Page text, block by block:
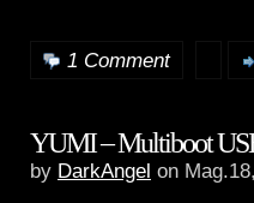
1 Comment
YUMI – Multiboot
by DarkAngel on